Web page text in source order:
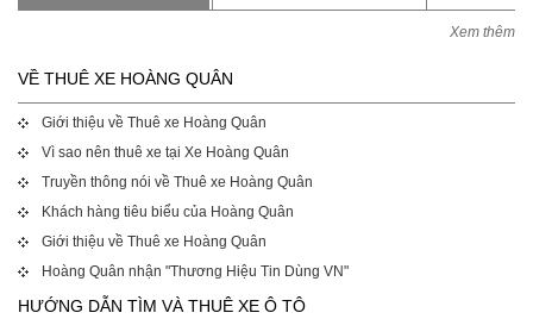
Xem thêm
VỀ THUÊ XE HOÀNG QUÂN
Giới thiệu về Thuê xe Hoàng Quân
Vì sao nên thuê xe tại Xe Hoàng Quân
Truyền thông nói về Thuê xe Hoàng Quân
Khách hàng tiêu biểu của Hoàng Quân
Giới thiệu về Thuê xe Hoàng Quân
Hoàng Quân nhận "Thương Hiệu Tin Dùng VN"
HƯỚNG DẪN TÌM VÀ THUÊ XE Ô TÔ